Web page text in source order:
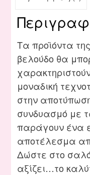
Τα προϊόντα
βελούδο θα
μοναδική
στην
συνδυασμό με
παράγουν ένα
αποτέλεσμα
Δώστε στο
αξίζει…το